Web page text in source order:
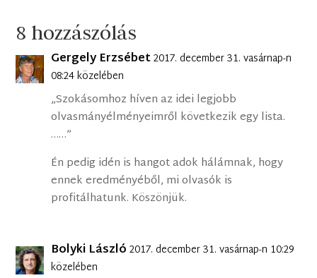
8 hozzászólás
Gergely Erzsébet2017. december 31. vasárnap-n
08:24 közelében
„Szokásomhoz híven az idei legjobb
olvasmányélményeimről következik egy lista.
……”
Én pedig idén is hangot adok hálámnak, hogy
ennek eredményéből, mi olvasók is
profitálhatunk. Köszönjük.
Bolyki László 2017. december 31. vasárnap-n 10:29
közelében